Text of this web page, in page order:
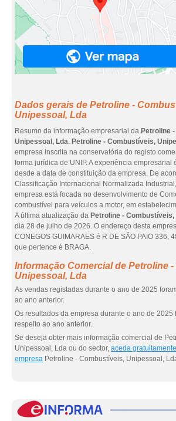
Dados gerais de Petroline -
Unipessoal, Lda
Resumo da informação empresarial da Petroline
Unipessoal, Lda. Petroline - Combustíveis,
empresa inscrita na conservatória do registo
forma jurídica de UNIP. A experiência empresarial
desde a data de constituição da empresa. De
Classificação Internacional Normalizada
empresa está focada no desenvolvimento de
combustível para veículos a motor, em
A última atualização da Petroline -
dia 28 de julho de 2026. O endereço desta
CONEGOS GUIMARAES é R DE SÃO PAIO 336,
que pertence é BRAGA.
Informação Comercial de Petroline
Unipessoal, Lda
As vendas registadas durante o ano de 2025
ao ano anterior.
Os resultados da empresa durante o ano de 2025
respeito ao ano anterior.
Se deseja obter mais informação comercial de
Unipessoal, Lda ou do sector, aceda
empresa Petroline - Combustíveis, Unipessoal,